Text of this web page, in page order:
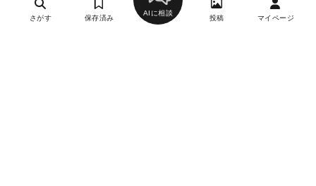
さがす 保存済み
AIに相談
投稿 マイページ